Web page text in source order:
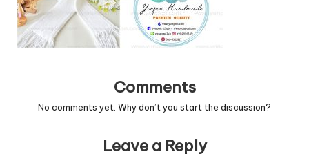
Comments
No comments yet. Why don’t you start the discussion?
Leave a Reply